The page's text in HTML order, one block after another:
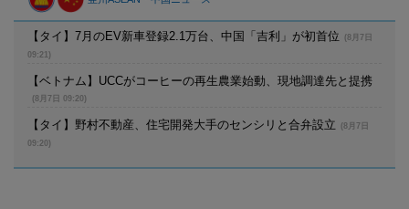
【タイ】7月のEV新車登録2.1万台、中国「吉利」が初首位
(8月7日
09:21)
【ベトナム】UCCがコーヒーの再生農業始動、現地調達先と提携
(8月7日 09:20)
【タイ】野村不動産、住宅開発大手のセンシリと合弁設立
(8月7日
09:20)